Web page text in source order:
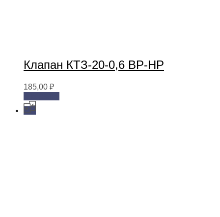
Клапан КТЗ-20-0,6 ВР-НР
185,00 ₽